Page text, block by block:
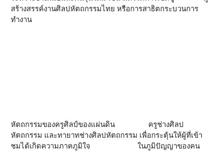
สร้างสรรค์งานศิลปหัตถกรรมไทย หรือการสาธิตกระบวนการ
ทำงาน
หัตถกรรมของครูศิลป์ของแผ่นดิน ครูช่างศิลป
หัตถกรรม และทายาทช่างศิลปหัตถกรรม เพื่อกระตุ้นให้ผู้ที่เข้า
ชมได้เกิดความภาคภูมิใจ ในภูมิปัญญาของคน